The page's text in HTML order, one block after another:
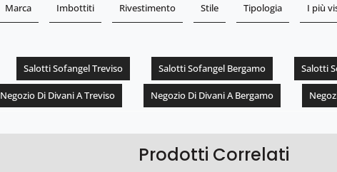
Marca Imbottiti Rivestimento Stile Tipologia I più
Salotti Sofangel Treviso Salotti Sofangel Bergamo Salotti
Negozio Di Divani A Treviso Negozio Di Divani A Bergamo
Prodotti Correlati